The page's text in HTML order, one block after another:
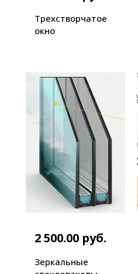
Трехстворчатое
окно
2 500.00 руб.
Зеркальные